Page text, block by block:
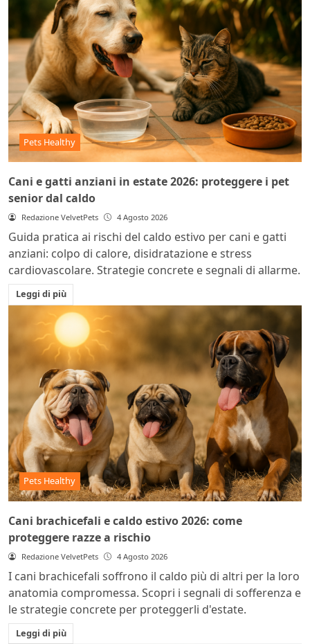
Pets Healthy
Cani e gatti anziani in estate 2026: proteggere i pet
senior dal caldo
Redazione VelvetPets 4 Agosto 2026
Guida pratica ai rischi del caldo estivo per cani e gatti
anziani: colpo di calore, disidratazione e stress
cardiovascolare. Strategie concrete e segnali di allarme.
Leggi di più
Pets Healthy
Cani brachicefali e caldo estivo 2026: come
proteggere razze a rischio
Redazione VelvetPets 4 Agosto 2026
I cani brachicefali soffrono il caldo più di altri per la loro
anatomia compromessa. Scopri i segnali di sofferenza e
le strategie concrete per proteggerli d'estate.
Leggi di più